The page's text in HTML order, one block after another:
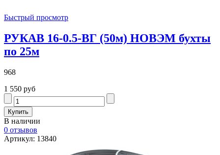
Быстрый просмотр
РУКАВ 16-0.5-ВГ (50м) НОВЭМ бухты
по 25м
968
1 550 руб
В наличии
0 отзывов
Артикул: 13840